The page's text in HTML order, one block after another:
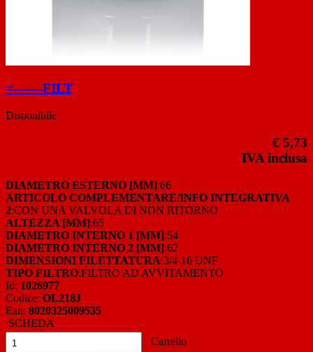
=-------FILT
Disponibile
€ 5,73
IVA inclusa
DIAMETRO ESTERNO [MM]:66
ARTICOLO COMPLEMENTARE/INFO INTEGRATIVA
2:CON UNA VALVOLA DI NON RITORNO
ALTEZZA [MM]:65
DIAMETRO INTERNO 1 [MM]:54
DIAMETRO INTERNO 2 [MM]:62
DIMENSIONI FILETTATURA:3/4-16 UNF
TIPO FILTRO:FILTRO AD AVVITAMENTO
Id: 1026977
Codice: OL218J
Ean: 8020325009535
SCHEDA
Carrello